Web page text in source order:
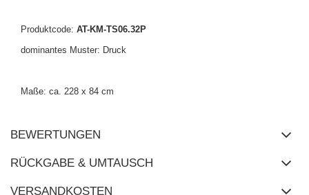
Produktcode: AT-KM-TS06.32P
dominantes Muster: Druck
Maße: ca. 228 x 84 cm
BEWERTUNGEN
RÜCKGABE & UMTAUSCH
VERSANDKOSTEN